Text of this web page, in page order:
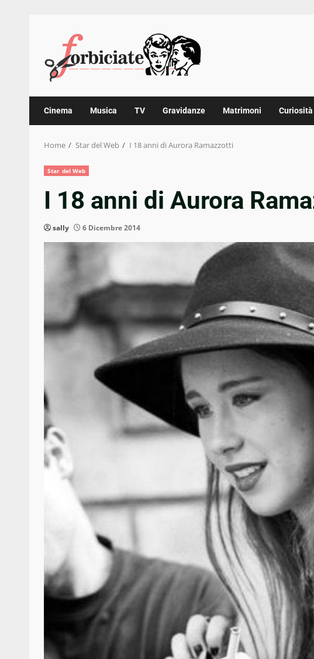
content
Cinema Musica TV Gravidanze Matrimoni Curiosità
Home Star del Web I 18 anni di Aurora Ramazzotti
Star del Web
I 18 anni di Aurora
sally 6 Dicembre 2014